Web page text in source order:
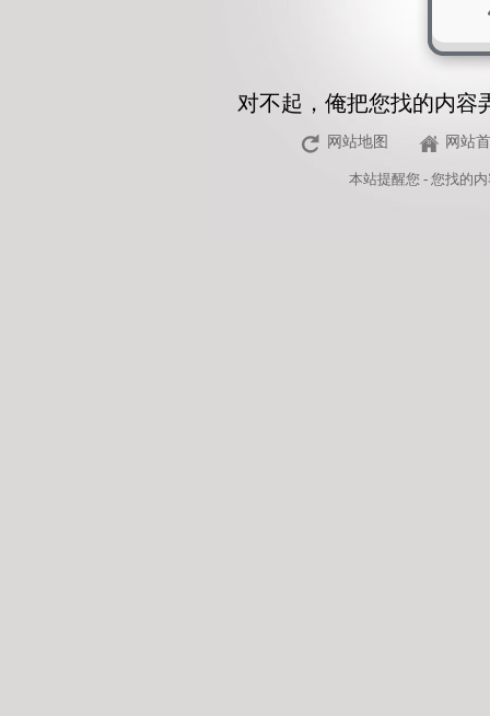
对不起，俺把您找的内容
网站地图 网站
本站提醒您 - 您找的